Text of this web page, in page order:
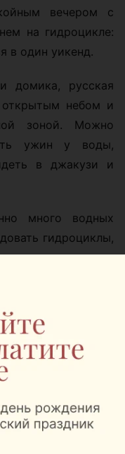
вечером с
на гидроцикле:
в один уикенд.
домика, русская
небом и
зоной. Можно
ужин у воды,
в джакузи и
много водных
гидроциклы,
покататься
прямо на
с мангалом
ощущения,